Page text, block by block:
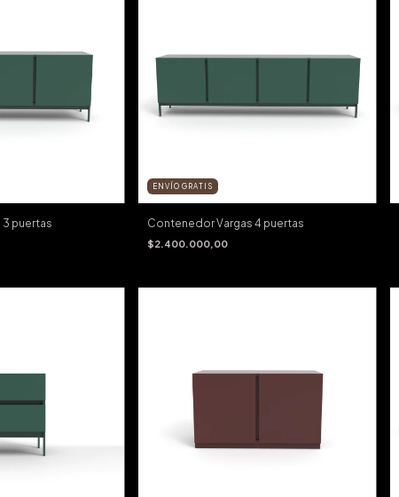
puertas
ENVÍO GRATIS
Contenedor Vargas 4 puertas
$2.400.000,00